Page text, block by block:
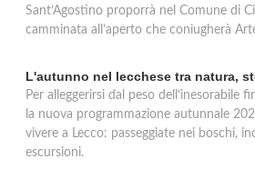
Sant’Agostino proporrà nel Comune di
camminata all’aperto che coniugherà
L'autunno nel lecchese tra natura,
Per alleggerirsi dal peso dell’inesorabile
la nuova programmazione autunnale
vivere a Lecco: passeggiate nei boschi,
escursioni.